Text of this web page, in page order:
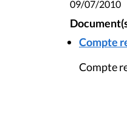
09/07/2010
Compte
Compte